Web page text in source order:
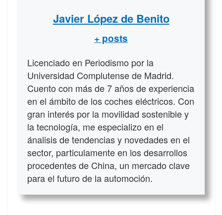
Javier López de Benito
+ posts
Licenciado en Periodismo por la
Universidad Complutense de Madrid.
Cuento con más de 7 años de experiencia
en el ámbito de los coches eléctricos. Con
gran interés por la movilidad sostenible y
la tecnología, me especializo en el
ánalisis de tendencias y novedades en el
sector, particulamente en los desarrollos
procedentes de China, un mercado clave
para el futuro de la automoción.